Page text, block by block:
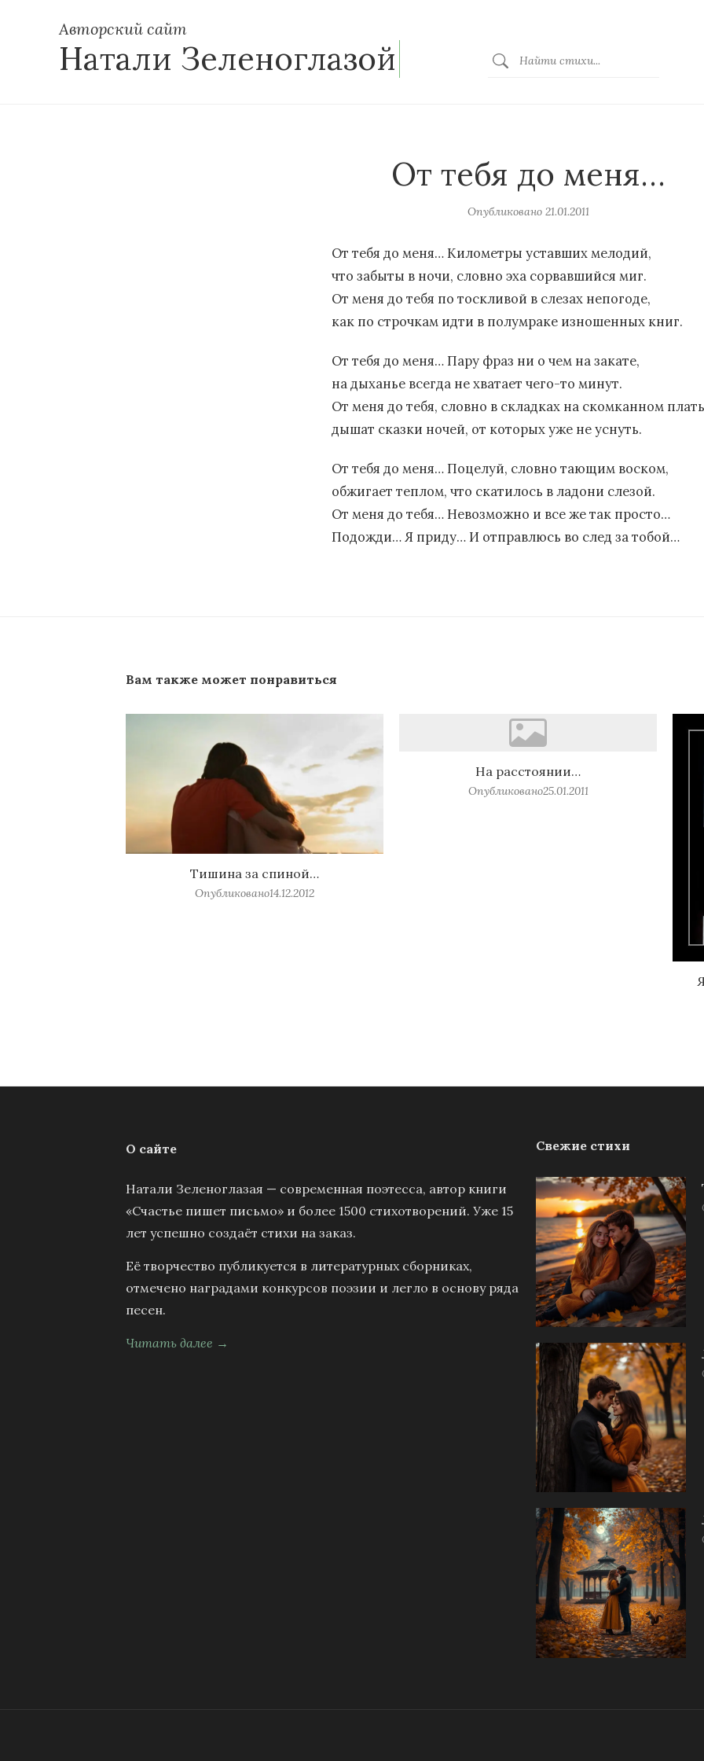
Авторский сайт
Натали Зеленоглазой
От тебя до меня…
Опубликовано 21.01.2011
От тебя до меня… Километры уставших мелодий,
что забыты в ночи, словно эха сорвавшийся миг.
От меня до тебя по тоскливой в слезах непогоде,
как по строчкам идти в полумраке изношенных книг.
От тебя до меня… Пару фраз ни о чем на закате,
на дыханье всегда не хватает чего-то минут.
От меня до тебя, словно в складках на скомканном
дышат сказки ночей, от которых уже не уснуть.
От тебя до меня… Поцелуй, словно тающим воском,
обжигает теплом, что скатилось в ладони слезой.
От меня до тебя… Невозможно и все же так просто…
Подожди… Я приду… И отправлюсь во след за тобой…
Вам также может понравиться
Тишина за спиной…
Опубликовано14.12.2012
На расстоянии…
Опубликовано25.01.2011
О сайте
Натали Зеленоглазая — современная поэтесса, автор книги
«Счастье пишет письмо» и более 1500 стихотворений. Уже 15
лет успешно создаёт стихи на заказ.
Её творчество публикуется в литературных сборниках,
отмечено наградами конкурсов поэзии и легло в основу ряда
песен.
Читать далее →
Свежие стихи